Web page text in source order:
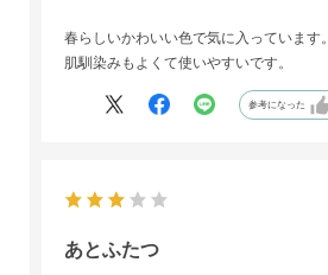
春らしいかわいい色で気に入っています。
肌馴染みもよくて使いやすいです。
参考になった
あとふたつ